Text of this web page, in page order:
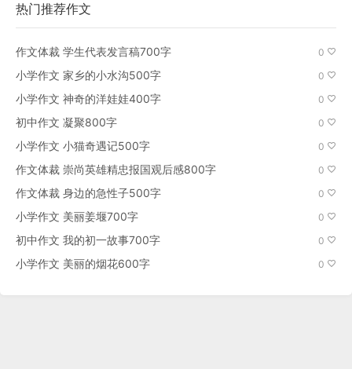
热门推荐作文
作文体裁 学生代表发言稿700字 0
小学作文 家乡的小水沟500字 0
小学作文 神奇的洋娃娃400字 0
初中作文 凝聚800字 0
小学作文 小猫奇遇记500字 0
作文体裁 崇尚英雄精忠报国观后感800字 0
作文体裁 身边的急性子500字 0
小学作文 美丽姜堰700字 0
初中作文 我的初一故事700字 0
小学作文 美丽的烟花600字 0